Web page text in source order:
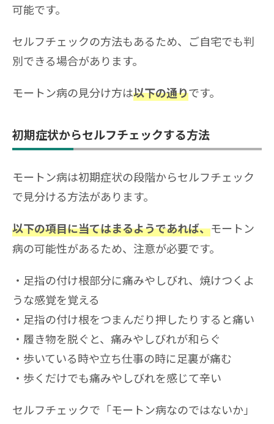
可能です。
セルフチェックの方法もあるため、ご自宅でも判
別できる場合があります。
モートン病の見分け方は以下の通りです。
初期症状からセルフチェックする方法
モートン病は初期症状の段階からセルフチェック
で見分ける方法があります。
以下の項目に当てはまるようであれば、モートン
病の可能性があるため、注意が必要です。
足指の付け根部分に痛みやしびれ、焼けつくよ
うな感覚を覚える
足指の付け根をつまんだり押したりすると痛い
履き物を脱ぐと、痛みやしびれが和らぐ
歩いている時や立ち仕事の時に足裏が痛む
歩くだけでも痛みやしびれを感じて辛い
セルフチェックで「モートン病なのではないか」